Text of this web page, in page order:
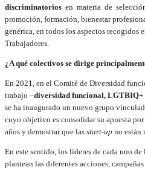
discriminatorios en materia de
promoción, formación, bienestar
genérica, en todos los aspectos recogidos
Trabajadores.
¿A qué colectivos se dirige
En 2021, en el Comité de Diversidad
trabajo –diversidad funcional, LGTBIQ+
se ha inaugurado un nuevo grupo
cuyo objetivo es consolidar su apuesta
años y demostrar que las start-up no están
En este sentido, los líderes de cada uno
plantean las diferentes acciones,